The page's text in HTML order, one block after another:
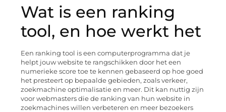
Wat is een ranking
tool, en hoe werkt het
Een ranking tool is een computerprogramma dat je
helpt jouw website te rangschikken door het een
numerieke score toe te kennen gebaseerd op hoe goed
het presteert op bepaalde gebieden, zoals verkeer,
zoekmachine optimalisatie en meer. Dit kan nuttig zijn
voor webmasters die de ranking van hun website in
zoekmachines willen verbeteren en meer bezoekers